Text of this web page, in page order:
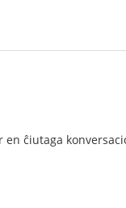
ĉiutaga